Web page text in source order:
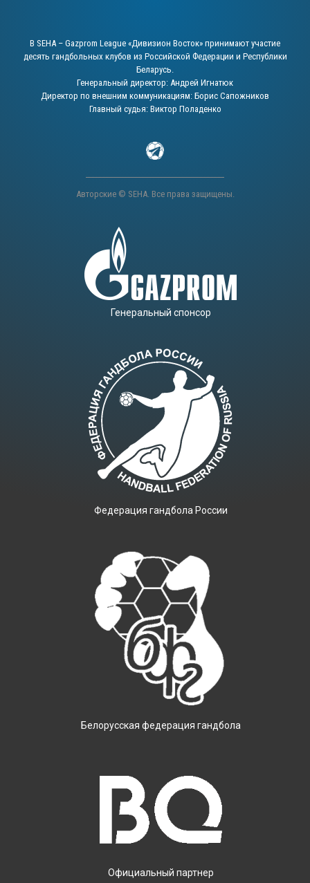
В SEHA – Gazprom League «Дивизион Восток» принимают участие
десять гандбольных клубов из Российской Федерации и Республики
Беларусь.
Генеральный директор: Андрей Игнатюк
Директор по внешним коммуникациям: Борис Сапожников
Главный судья: Виктор Поладенко
Авторские © SEHA. Все права защищены.
Генеральный спонсор
Фeдерация гандбола России
Белорусская федерация гандбола
Официальный партнер